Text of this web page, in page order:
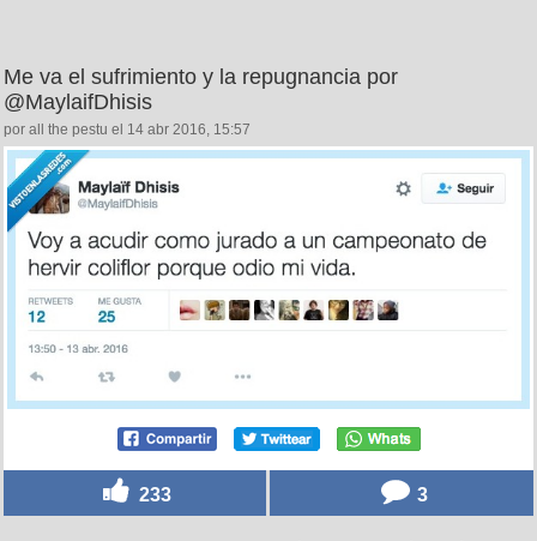
Me va el sufrimiento y la repugnancia por
@MaylaifDhisis
por all the pestu el 14 abr 2016, 15:57
233 3